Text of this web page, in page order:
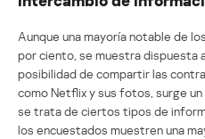
Aunque una mayoría notable de
por ciento, se muestra dispuesta
posibilidad de compartir las
como Netflix y sus fotos, surge
se trata de ciertos tipos de
los encuestados muestren una